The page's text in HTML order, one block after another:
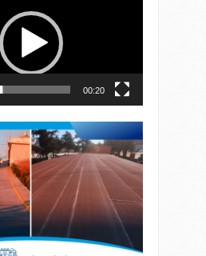
00:20